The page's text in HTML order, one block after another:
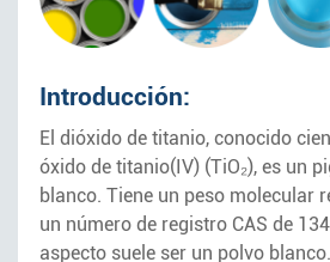
Introducción:
El dióxido de titanio, conocido
óxido de titanio(IV) (TiO₂), es un
blanco. Tiene un peso molecular
un número de registro CAS de
aspecto suele ser un polvo